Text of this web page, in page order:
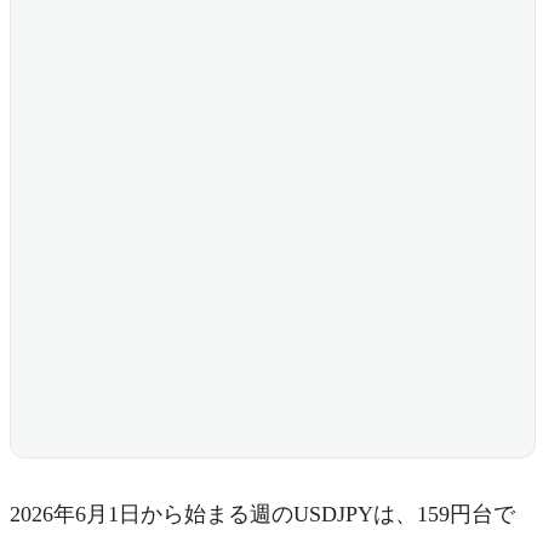
2026年6月1日から始まる週のUSDJPYは、159円台で